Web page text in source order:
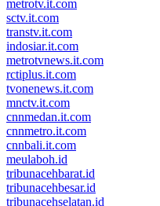
metrotv.it.com
sctv.it.com
transtv.it.com
indosiar.it.com
metrotvnews.it.com
rctiplus.it.com
tvonenews.it.com
mnctv.it.com
cnnmedan.it.com
cnnmetro.it.com
cnnbali.it.com
meulaboh.id
tribunacehbarat.id
tribunacehbesar.id
tribunacehselatan.id